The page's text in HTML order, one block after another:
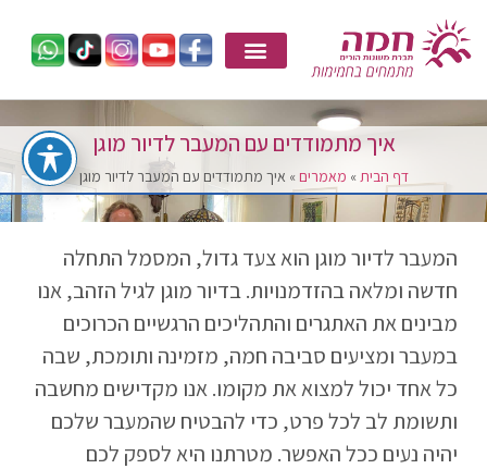
איך מתמודדים עם המעבר לדיור מוגן
דף הבית» מאמרים» איך מתמודדים עם המעבר לדיור מוגן
המעבר לדיור מוגן הוא צעד גדול, המסמל התחלה
חדשה ומלאה בהזדמנויות. בדיור מוגן לגיל הזהב, אנו
מבינים את האתגרים והתהליכים הרגשיים הכרוכים
במעבר ומציעים סביבה חמה, מזמינה ותומכת, שבה
כל אחד יכול למצוא את מקומו. אנו מקדישים מחשבה
ותשומת לב לכל פרט, כדי להבטיח שהמעבר שלכם
יהיה נעים ככל האפשר. מטרתנו היא לספק לכם